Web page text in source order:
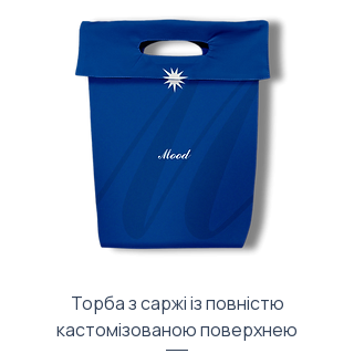
Торба з саржі із повністю
кастомізованою поверхнею